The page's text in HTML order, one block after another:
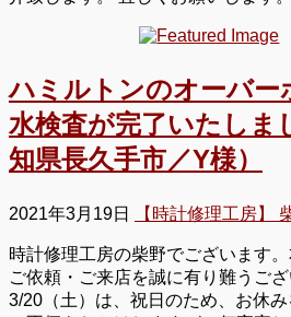
ハミルトンのオーバー
水検査が完了いたしま
知県長久手市／Y様）
2021年3月19日 【時計修理工房】
時計修理工房の柴野でございます
ご依頼・ご来店を誠に有り難うご
3/20（土）は、祝日のため、お休み